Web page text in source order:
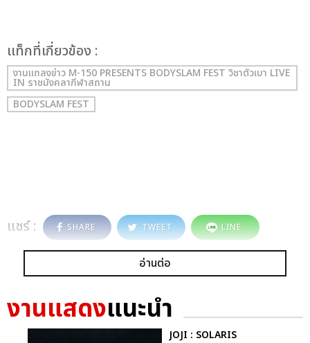
เเท็กที่เกี่ยวข้อง :
งานแถลงข่าว M-150 PRESENTS BODYSLAM FEST วิชาตัวเบา LIVE
IN ราชมังคลากีฬาสถาน
BODYSLAM FEST
แชร์ : SHARE TWEET LINE
อ่านต่อ
งานแสดงแนะนำ
JOJI : SOLARIS